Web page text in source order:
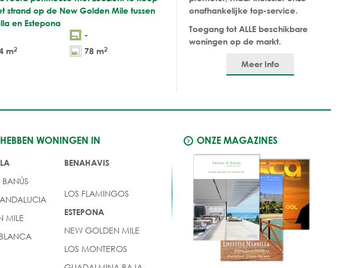
onafhankelijke top-service.
Toegang tot ALLE beschikbare
woningen op de markt.
Meer Info
strand op de New Golden Mile tussen
en Estepona
-
m2 78 m2
WONINGEN IN
BANÚS
MILE
BENAHAVIS
LOS FLAMINGOS
ESTEPONA
NEW GOLDEN MILE
LOS MONTEROS
ONZE MAGAZINES